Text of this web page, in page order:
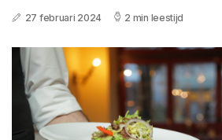
27 februari 2024 2 min leestijd